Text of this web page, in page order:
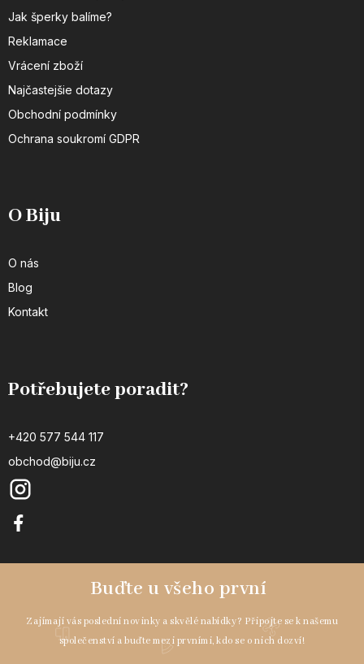
Jak šperky balíme?
Reklamace
Vrácení zboží
Najčastejšie dotazy
Obchodní podmínky
Ochrana soukromí GDPR
O Biju
O nás
Blog
Kontakt
Potřebujete poradit?
+420 577 544 117
obchod@biju.cz